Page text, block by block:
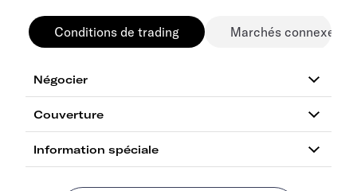
Conditions de trading Marchés connexes